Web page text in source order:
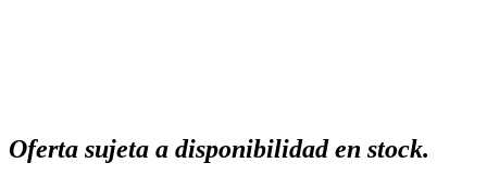
Oferta sujeta a disponibilidad en stock.